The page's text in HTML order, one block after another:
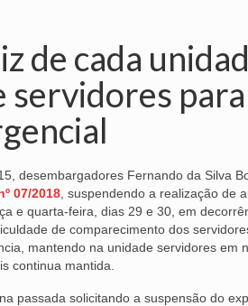
de cada
servidores para
desembargadores Fernando da Silva
07/2018 , suspendendo a realização de
e quarta-feira, dias 29 e 30, em
de comparecimento dos
mantendo na unidade servidores em
continua mantida.
passada solicitando a suspensão do